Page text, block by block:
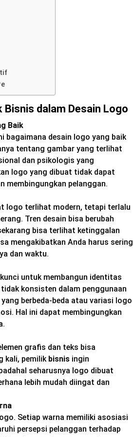
Bisnis dalam Desain Logo
Baik
bagaimana desain logo yang baik
tentang gambar yang terlihat
dan psikologis yang
logo yang dibuat tidak dapat
membingungkan pelanggan.
logo terlihat modern, tetapi terlalu
Tren desain bisa berubah
bisa terlihat ketinggalan
mengakibatkan Anda harus sering
dan waktu.
untuk membangun identitas
konsisten dalam penggunaan
berbeda-beda atau variasi logo
Hal ini dapat membingungkan
grafis dan teks bisa
kali, pemilik bisnis ingin
seharusnya logo dibuat
lebih mudah diingat dan
Setiap warna memiliki asosiasi
persepsi pelanggan terhadap